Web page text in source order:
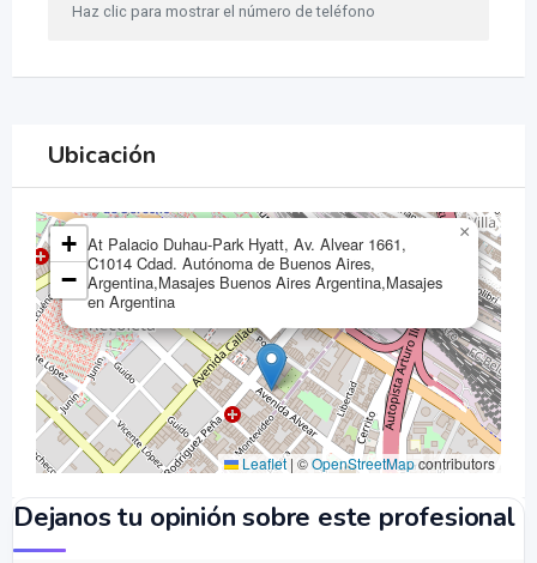
Haz clic para mostrar el número de teléfono
Ubicación
At Palacio Duhau-Park Hyatt, Av. Alvear 1661,
C1014 Cdad. Autónoma de Buenos Aires,
Argentina,Masajes Buenos Aires Argentina,Masajes
en Argentina
×
+
−
Leaflet | ©OpenStreetMapcontributors
Dejanos tu opinión sobre este profesional